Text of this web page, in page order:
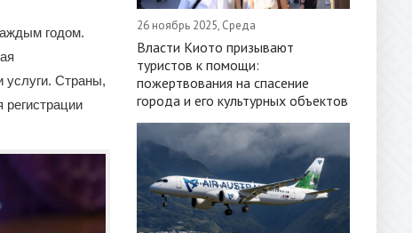
годом.
услуги. Страны,
26 ноябрь 2025, Среда
Власти Киото призывают
туристов к помощи:
пожертвования на спасение
города и его культурных объектов